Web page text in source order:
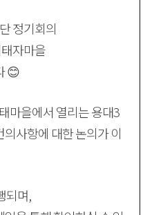
정기회의
자마을
😊
마을에서 열리는 용대3
사항에 대한 논의가 이
되며,